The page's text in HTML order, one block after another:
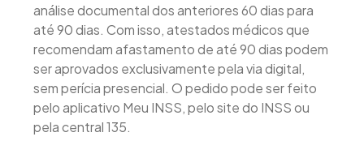
análise documental dos anteriores 60 dias para
até 90 dias. Com isso, atestados médicos que
recomendam afastamento de até 90 dias podem
ser aprovados exclusivamente pela via digital,
sem perícia presencial. O pedido pode ser feito
pelo aplicativo Meu INSS, pelo site do INSS ou
pela central 135.